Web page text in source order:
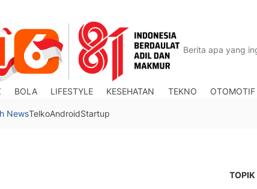
BOLA LIFESTYLE KESEHATAN TEKNO OTOMOTIF
NewsTelkoAndroidStartup
TOPIK